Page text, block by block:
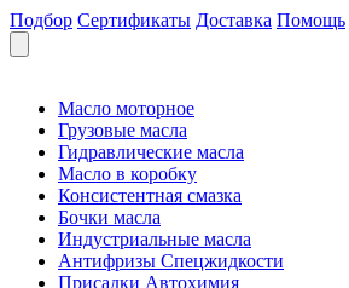
Подбор Сертификаты Доставка Помощь
Масло моторное
Грузовые масла
Гидравлические масла
Масло в коробку
Консистентная смазка
Бочки масла
Индустриальные масла
Антифризы Спецжидкости
Присадки Автохимия